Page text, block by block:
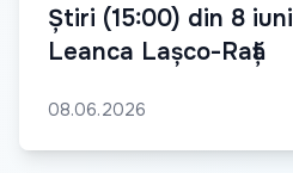
Știri (15:00) din 8
Leanca Lașco-Rață
08.06.2026